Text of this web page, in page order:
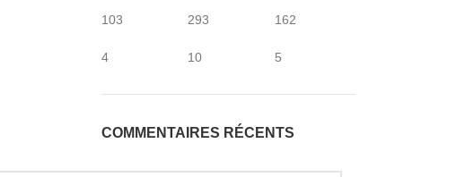
103
4
293
10
162
5
COMMENTAIRES RÉCENTS